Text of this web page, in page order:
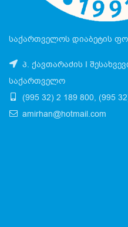
საქართველოს დიაბეტის
პ. ქავთარაძის I
საქართველო
(995 32) 2 189 800, (995
amirhan@hotmail.com